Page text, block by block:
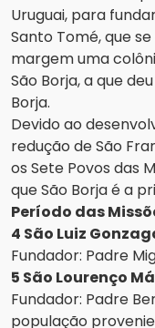
Uruguai, para
Santo Tomé, que
margem uma
São Borja, a que
Borja.
Devido ao
redução de São
os Sete Povos das
que São Borja é a
Período das
4 São Luiz
Fundador: Padre
5 São Lourenço
Fundador: Padre
população